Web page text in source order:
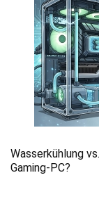
Wasserkühlung
Gaming-PC?